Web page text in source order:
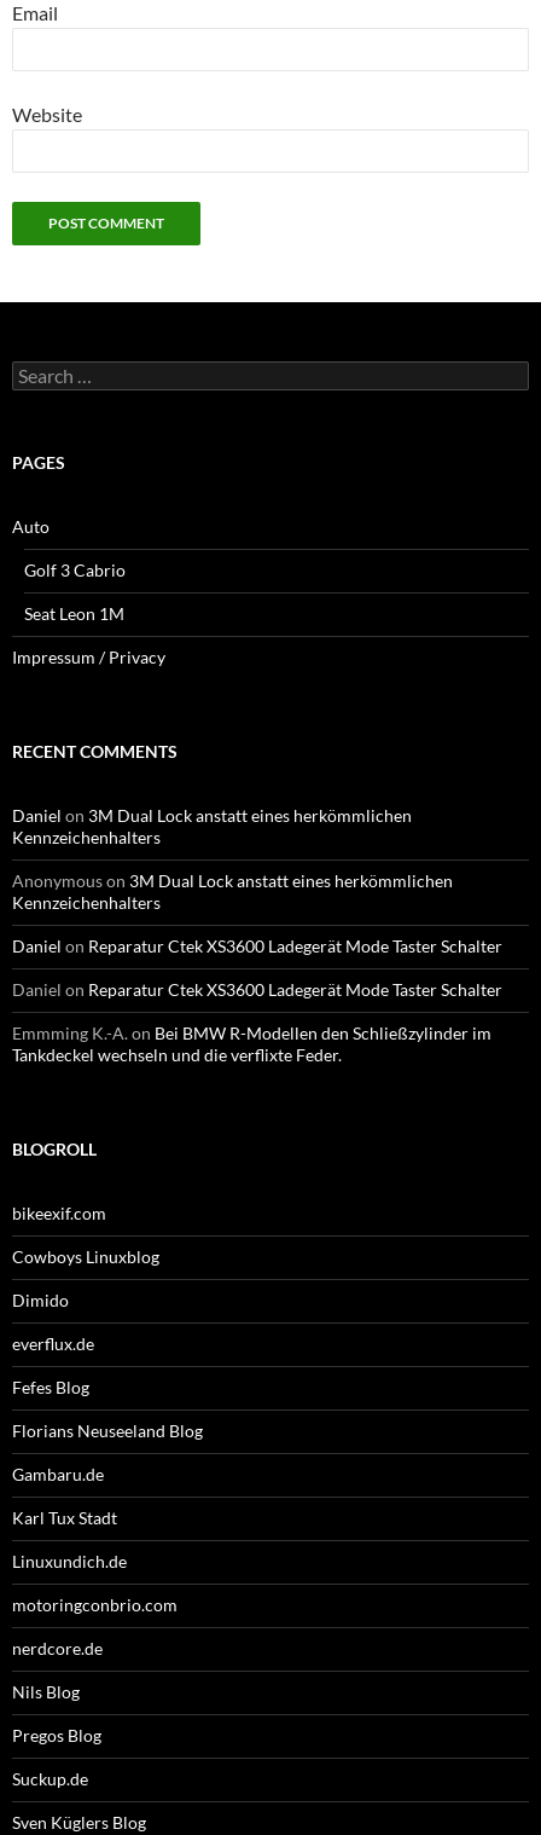
Email
Website
Search
for:
PAGES
Auto
Golf 3 Cabrio
Seat Leon 1M
Impressum / Privacy
RECENT COMMENTS
Daniel on 3M Dual Lock anstatt eines herkömmlichen
Kennzeichenhalters
Anonymouson 3M Dual Lock anstatt eines herkömmlichen
Kennzeichenhalters
Daniel on Reparatur Ctek XS3600 Ladegerät Mode Taster Schalter
Daniel on Reparatur Ctek XS3600 Ladegerät Mode Taster Schalter
Emmming K.-A.on Bei BMW R-Modellen den Schließzylinder im
Tankdeckel wechseln und die verflixte Feder.
BLOGROLL
bikeexif.com
Cowboys Linuxblog
Dimido
everflux.de
Fefes Blog
Florians Neuseeland Blog
Gambaru.de
Karl Tux Stadt
Linuxundich.de
motoringconbrio.com
nerdcore.de
Nils Blog
Pregos Blog
Suckup.de
Sven Küglers Blog